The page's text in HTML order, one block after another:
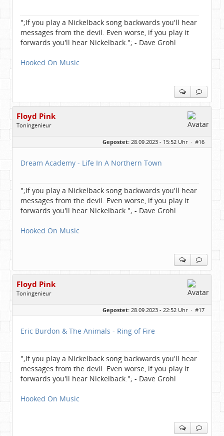
";If you play a Nickelback song backwards you'll hear
messages from the devil. Even worse, if you play it
forwards you'll hear Nickelback."; - Dave Grohl
Hooked On Music
Floyd Pink
Toningenieur
Beiträge:
7827
Gepostet: 28.09.2023 - 15:52 Uhr · #16
Dream Academy - Life In A Northern Town
";If you play a Nickelback song backwards you'll hear
messages from the devil. Even worse, if you play it
forwards you'll hear Nickelback."; - Dave Grohl
Hooked On Music
Floyd Pink
Toningenieur
Geschlecht:
keine Angabe
Beiträge:
7827
Gepostet: 28.09.2023 - 22:52 Uhr · #17
Eric Burdon & The Animals - Ring of Fire
";If you play a Nickelback song backwards you'll hear
messages from the devil. Even worse, if you play it
forwards you'll hear Nickelback."; - Dave Grohl
Hooked On Music